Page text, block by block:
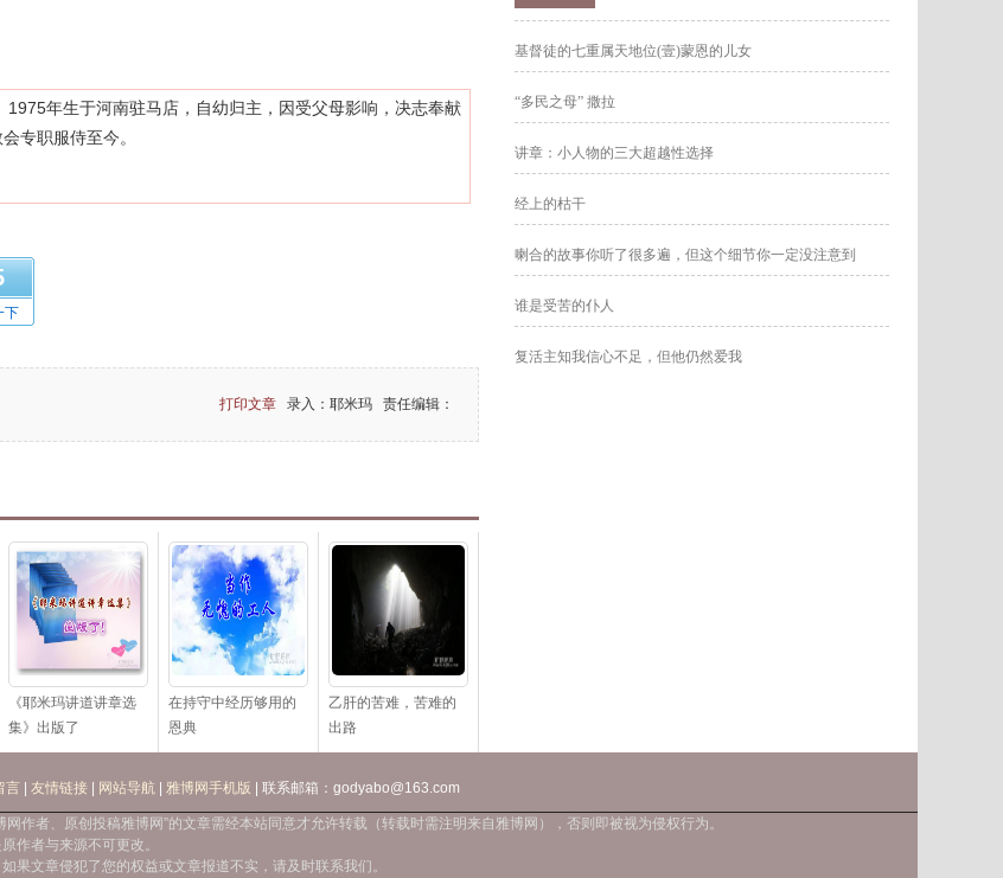
年生于河南驻马店，自幼归主，因受父母影响，决志奉献
专职服侍至今。
下
打印文章 录入：耶米玛 责任编辑：
《耶米玛讲道讲章选
集》出版了
在持守中经历够用的
恩典
乙肝的苦难，苦难的
出路
基督徒的七重属天地位(壹)蒙恩的儿女
“多民之母” 撒拉
讲章：小人物的三大超越性选择
经上的枯干
喇合的故事你听了很多遍，但这个细节你一定没注意到
谁是受苦的仆人
复活主知我信心不足，但他仍然爱我
言 | 友情链接 | 网站导航 | 雅博网手机版 | 联系邮箱：godyabo@163.com
网作者、原创投稿雅博网”的文章需经本站同意才允许转载（转载时需注明来自雅博网），否则即被视为侵权行为。
作者与来源不可更改。
果文章侵犯了您的权益或文章报道不实，请及时联系我们。